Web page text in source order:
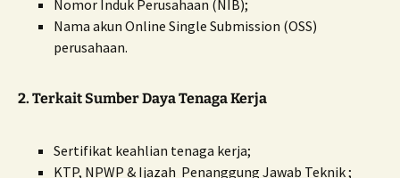
Nomor Induk Perusahaan (NIB);
Nama akun Online Single Submission (OSS)
perusahaan.
2. Terkait Sumber Daya Tenaga Kerja
Sertifikat keahlian tenaga kerja;
KTP, NPWP & Ijazah Penanggung Jawab Teknik ;